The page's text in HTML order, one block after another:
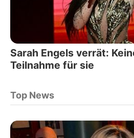
Sarah Engels verrät:
Teilnahme für sie
Top News